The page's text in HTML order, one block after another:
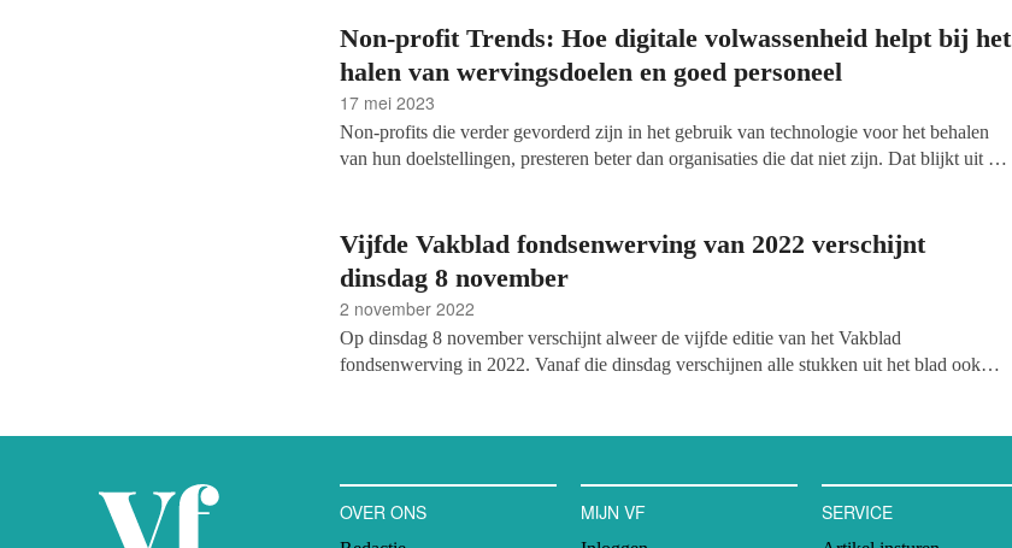
constante groei. En er volgen de komende periode nog veel meer workshops!
Non-profit Trends: Hoe digitale volwassenheid helpt bij het
halen van wervingsdoelen en goed personeel
17 mei 2023
Non-profits die verder gevorderd zijn in het gebruik van technologie voor het behalen
van hun doelstellingen, presteren beter dan organisaties die dat niet zijn. Dat blijkt uit de
profitorganisaties die ‘digitaal volwassen’ zijn gebruiken de technologische middelen die
zij tot hun beschikking hebben om relaties op te bouwen en te verrijken, maar ook om
werknemers te motiveren, te innoveren en de organisatie voor te bereiden op de
toekomst.
Vijfde Vakblad fondsenwerving van 2022 verschijnt
dinsdag 8 november
2 november 2022
Op dinsdag 8 november verschijnt alweer de vijfde editie van het Vakblad
fondsenwerving in 2022. Vanaf die dinsdag verschijnen alle stukken uit het blad ook
OVER ONS MIJN VF SERVICE